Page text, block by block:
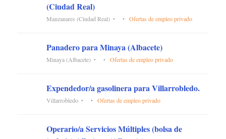
(Ciudad Real)
Manzanares (Ciudad Real) Ofertas de empleo privado
Panadero para Minaya (Albacete)
Minaya (Albacete) Ofertas de empleo privado
Expendedor/a gasolinera para Villarrobledo.
Villarrobledo Ofertas de empleo privado
Operario/a Servicios Múltiples (bolsa de